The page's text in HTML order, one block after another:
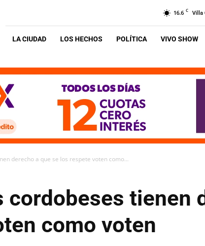
16.6 C Villa
LA CIUDAD LOS HECHOS POLÍTICA VIVO SHOW
derecho a que se los respete voten como...
cordobeses tienen
como voten